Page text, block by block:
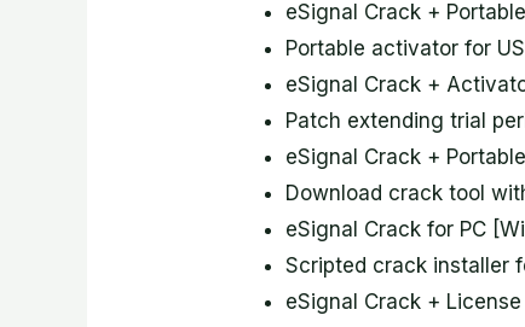
eSignal Crack +
Portable activator for
eSignal Crack +
Patch extending trial
eSignal Crack +
Download crack tool
eSignal Crack for PC
Scripted crack installer
eSignal Crack +